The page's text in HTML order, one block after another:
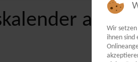
als
Wir setzen
ihnen sind